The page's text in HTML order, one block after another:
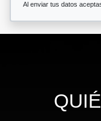
Al enviar tus datos